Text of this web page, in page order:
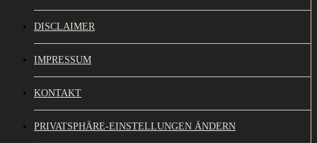
DISCLAIMER
IMPRESSUM
KONTAKT
PRIVATSPHÄRE-EINSTELLUNGEN ÄNDERN